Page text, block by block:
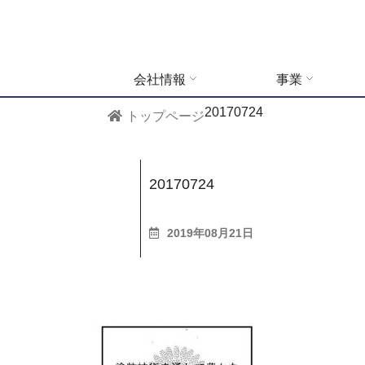
会社情報 事業
トップページ20170724
20170724
2019年08月21日